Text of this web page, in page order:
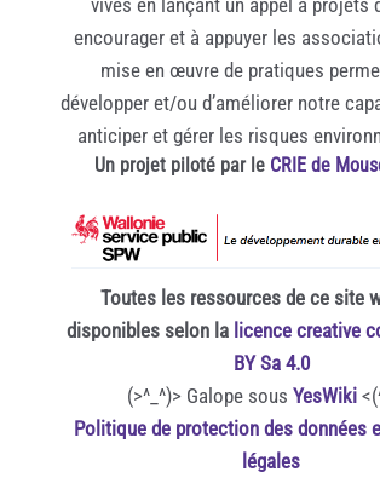
vives en lançant un appel à projets
encourager et à appuyer les
mise en œuvre de pratiques
développer et/ou d’améliorer notre
anticiper et gérer les risques
Un projet piloté par le CRIE de
Toutes les ressources de ce site
disponibles selon la licence creative
BY Sa 4.0
(>^_^)> Galope sous YesWiki
Politique de protection des données
légales